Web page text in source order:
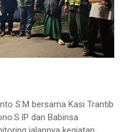
S.M bersama Kasi Trantib
dan Babinsa